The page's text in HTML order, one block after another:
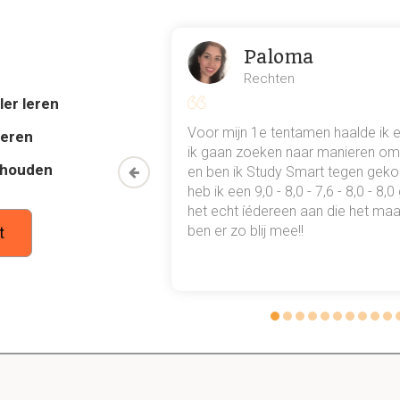
druk gebied mooi weer veroorzaakt.
daarom warmer en droger, wolken verdwijnen en geven
wereld liggen vaak hogedruk gebieden?
zuiderbreedte, en op de polen
leren
mn
een heel
gewoon
Paloma
Rechten
Voor mijn 1e tentamen haalde ik
ik gaan zoeken naar manieren
en ben ik Study Smart tegen
heb ik een 9,0 - 8,0 - 7,6 - 8,0 -
het echt íédereen aan die het
ben er zo blij mee!!